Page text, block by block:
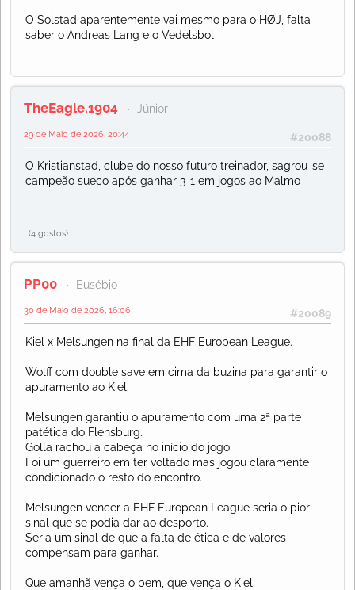
O Solstad aparentemente vai mesmo para o HØJ, falta
saber o Andreas Lang e o Vedelsbol
TheEagle.1904 Júnior
#20088
29 de Maio de 2026, 20:44
O Kristianstad, clube do nosso futuro treinador, sagrou-se
campeão sueco após ganhar 3-1 em jogos ao Malmo
(4 gostos)
PP00 Eusébio
#20089
30 de Maio de 2026, 16:06
Kiel x Melsungen na final da EHF European League.
Wolff com double save em cima da buzina para garantir o
apuramento ao Kiel.
Melsungen garantiu o apuramento com uma 2ª parte
patética do Flensburg.
Golla rachou a cabeça no início do jogo.
Foi um guerreiro em ter voltado mas jogou claramente
condicionado o resto do encontro.
Melsungen vencer a EHF European League seria o pior
sinal que se podia dar ao desporto.
Seria um sinal de que a falta de ética e de valores
compensam para ganhar.
Que amanhã vença o bem, que vença o Kiel.